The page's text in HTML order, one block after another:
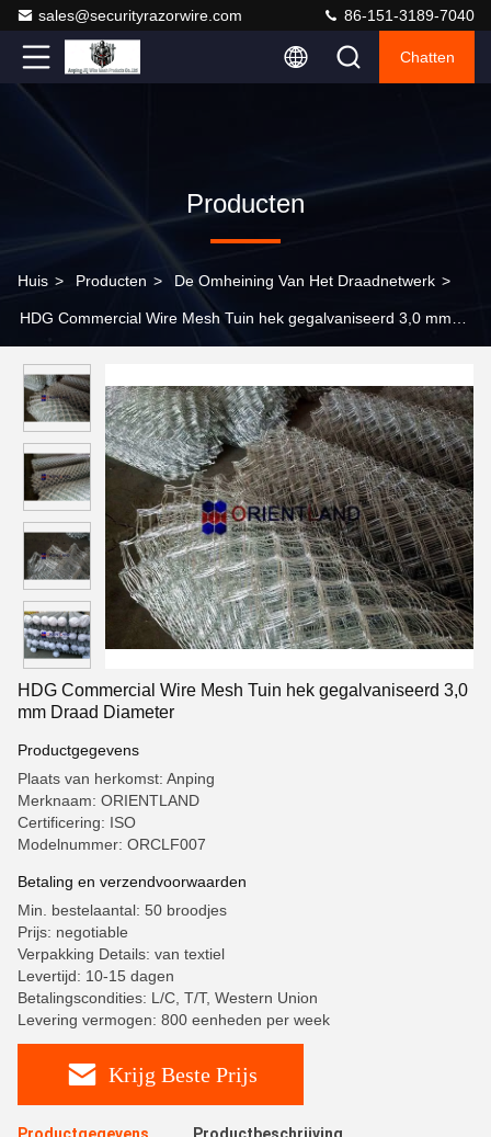
sales@securityrazorwire.com 86-151-3189-7040
Chatten
Producten
Huis > Producten > De Omheining Van Het Draadnetwerk >
HDG Commercial Wire Mesh Tuin hek gegalvaniseerd 3,0 mm
HDG Commercial Wire Mesh Tuin hek gegalvaniseerd 3,0
mm Draad Diameter
Productgegevens
Plaats van herkomst: Anping
Merknaam: ORIENTLAND
Certificering: ISO
Modelnummer: ORCLF007
Betaling en verzendvoorwaarden
Min. bestelaantal: 50 broodjes
Prijs: negotiable
Verpakking Details: van textiel
Levertijd: 10-15 dagen
Betalingscondities: L/C, T/T, Western Union
Levering vermogen: 800 eenheden per week
Krijg Beste Prijs